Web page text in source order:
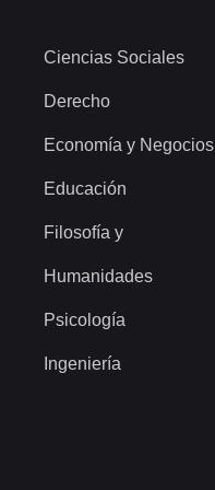
Ciencias Sociales
Derecho
Economía y Negocios
Educación
Filosofía y
Humanidades
Psicología
Ingeniería